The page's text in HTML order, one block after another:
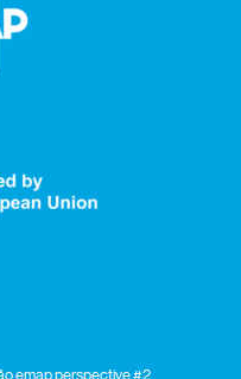
emap perspective #2